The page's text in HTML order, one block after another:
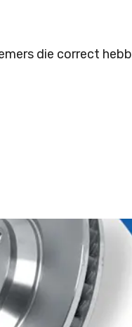
die correct